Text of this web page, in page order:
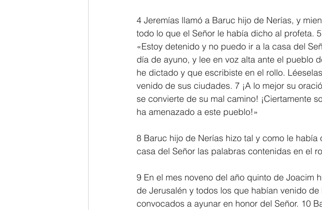
4 Jeremías llamó a Baruc hijo de Nerías, y
todo lo que el Señor le había dicho al profeta.
«Estoy detenido y no puedo ir a la casa del
día de ayuno, y lee en voz alta ante el pueblo
he dictado y que escribiste en el rollo.
venido de sus ciudades. 7 ¡A lo mejor su
se convierte de su mal camino! ¡Ciertamente
ha amenazado a este pueblo!»
8 Baruc hijo de Nerías hizo tal y como le
casa del Señor las palabras contenidas en el
9 En el mes noveno del año quinto de Joacim
de Jerusalén y todos los que habían venido
convocados a ayunar en honor del Señor. 10